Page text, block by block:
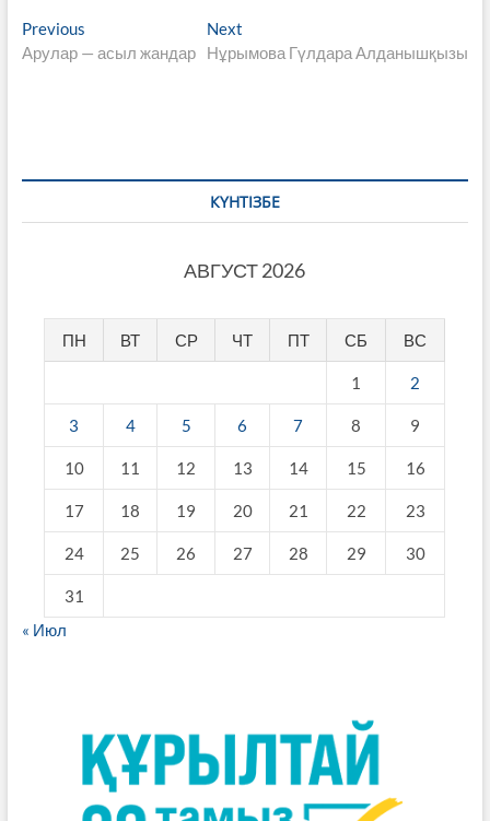
Навигация
по
PreviousPrevious
post:
Арулар — асыл жандар
Next
post:
Нұрымова Гүлдара Алданышқызы
КҮНТІЗБЕ
АВГУСТ 2026
ПН ВТ СР ЧТ ПТ СБ ВС
1 2
3 4 5 6 7 8 9
10 11 12 13 14 15 16
17 18 19 20 21 22 23
24 25 26 27 28 29 30
31
« Июл